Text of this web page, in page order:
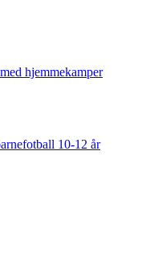
hjemmekamper
10-12 år